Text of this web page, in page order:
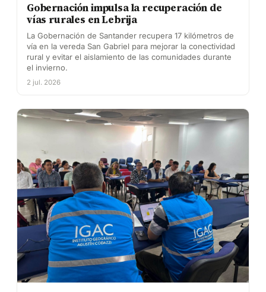
Gobernación impulsa la recuperación de
vías rurales en Lebrija
La Gobernación de Santander recupera 17 kilómetros de
vía en la vereda San Gabriel para mejorar la conectividad
rural y evitar el aislamiento de las comunidades durante
el invierno.
2 jul. 2026